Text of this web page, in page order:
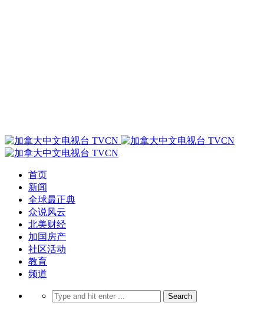
首页
新闻
全球最正典
众说风云
北美财经
加国房产
社区活动
教育
频道